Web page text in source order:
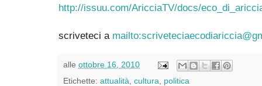
http://issuu.com/AricciaTV/docs/
scriveteci a
alle ottobre 16, 2010
Etichette: attualità cultura politica